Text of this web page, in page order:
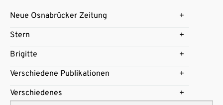
Neue Osnabrücker Zeitung
Stern
Brigitte
Verschiedene Publikationen
Verschiedenes